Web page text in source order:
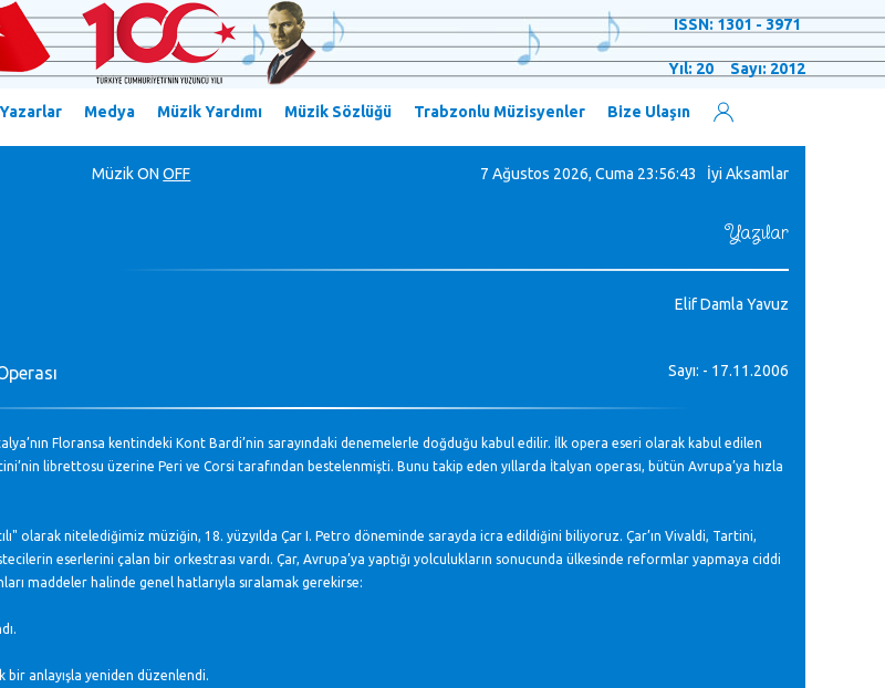
ISSN: 1301 - 3971
Yıl: 20 Sayı: 2012
Yazarlar Medya Müzik Yardımı Müzik Sözlüğü Trabzonlu Müzisyenler Bize Ulaşın
MüzikON OFF 7 Ağustos 2026, Cuma 23:56:44 İyi Aksamlar
Yazılar
Elif Damla Yavuz
Sayı: - 17.11.2006
Floransa kentindeki Kont Bardi’nin sarayındaki denemelerle doğduğu kabul edilir. İlk opera eseri olarak kabul edilen
librettosu üzerine Peri ve Corsi tarafından bestelenmişti. Bunu takip eden yıllarda İtalyan operası, bütün Avrupa’ya hızla
olarak nitelediğimiz müziğin, 18. yüzyılda Çar I. Petro döneminde sarayda icra edildiğini biliyoruz. Çar’ın Vivaldi, Tartini,
eserlerini çalan bir orkestrası vardı. Çar, Avrupa’ya yaptığı yolculukların sonucunda ülkesinde reformlar yapmaya ciddi
maddeler halinde genel hatlarıyla sıralamak gerekirse:
bir anlayışla yeniden düzenlendi.